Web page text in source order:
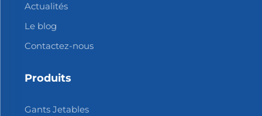
Actualités
Le blog
Contactez-nous
Produits
Gants Jetables